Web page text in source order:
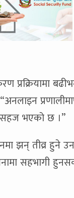
सहज भएको छ ।”
झन् तीव्र हुने
सहभागी